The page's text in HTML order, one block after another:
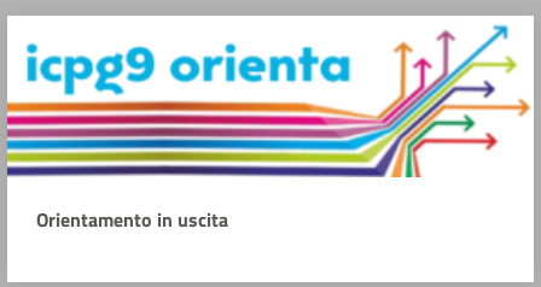
Orientamento in uscita